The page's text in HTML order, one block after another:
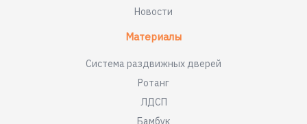
Новости
Материалы
Система раздвижных дверей
Ротанг
ЛДСП
Бамбук